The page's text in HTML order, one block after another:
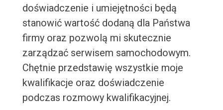
doświadczenie i umiejętności będą
stanowić wartość dodaną dla Państwa
firmy oraz pozwolą mi skutecznie
zarządzać serwisem samochodowym.
Chętnie przedstawię wszystkie moje
kwalifikacje oraz doświadczenie
podczas rozmowy kwalifikacyjnej.